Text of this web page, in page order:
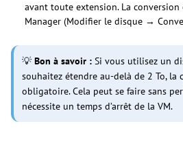
avant toute extension. La
Manager (Modifier le disque →
💡 Bon à savoir : Si vous utilisez un
souhaitez étendre au-delà de 2 To, la
obligatoire. Cela peut se faire sans
nécessite un temps d’arrêt de la VM.